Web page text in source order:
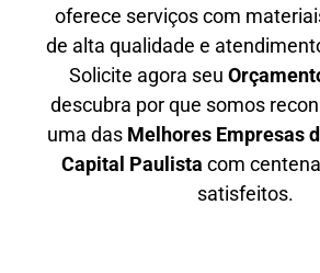
oferece serviços com
de alta qualidade e
Solicite agora seu O
descubra por que somos
uma das Melhores Empresas
Capital Paulista com
satisfeitos.